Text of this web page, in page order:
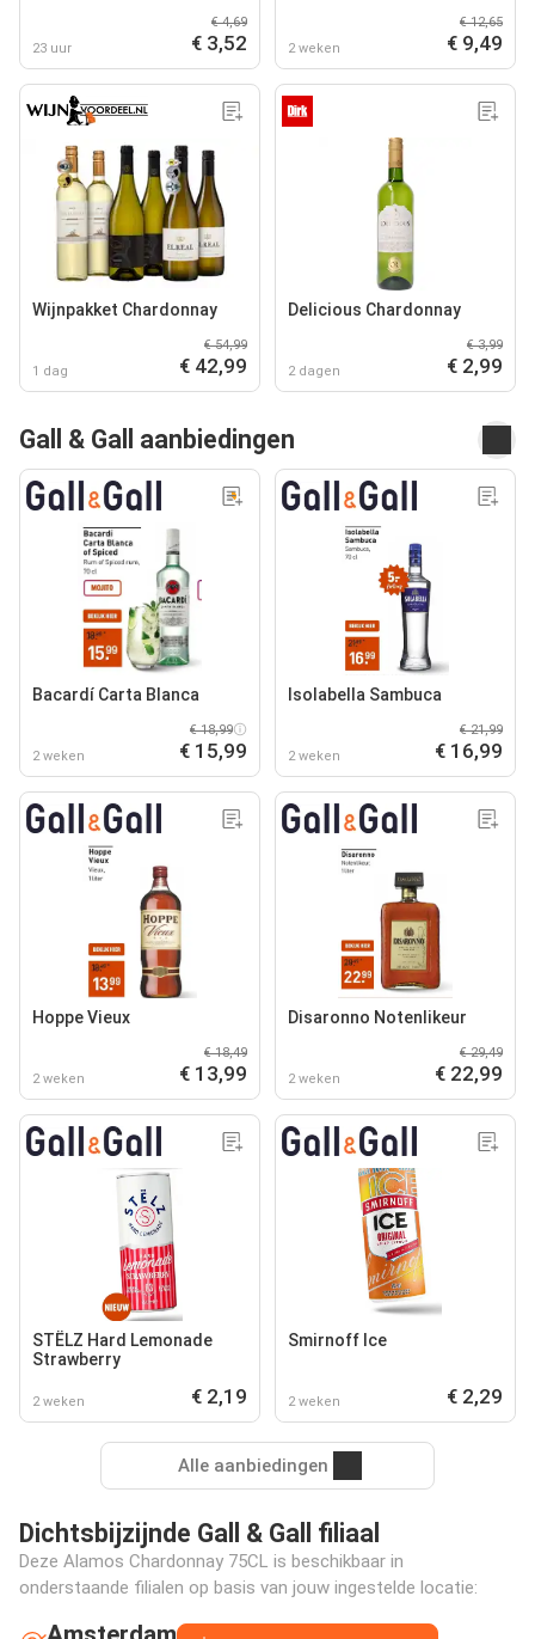
23 uur
€ 4,69
€ 3,52 2 weken
€ 12,65
€ 9,49
Wijnpakket Chardonnay
1 dag
€ 54,99
€ 42,99
Delicious Chardonnay
2 dagen
€ 3,99
€ 2,99
Gall & Gall aanbiedingen
Bacardí Carta Blanca
2 weken
€ 18,99
€ 15,99
Isolabella Sambuca
2 weken
€ 21,99
€ 16,99
Hoppe Vieux
2 weken
€ 18,49
€ 13,99
Disaronno Notenlikeur
2 weken
€ 29,49
€ 22,99
STËLZ Hard Lemonade
Strawberry
2 weken € 2,19
Smirnoff Ice
2 weken € 2,29
Alle aanbiedingen
Dichtsbijzijnde Gall & Gall filiaal
Deze Alamos Chardonnay 75CL is beschikbaar in
onderstaande filialen op basis van jouw ingestelde locatie: